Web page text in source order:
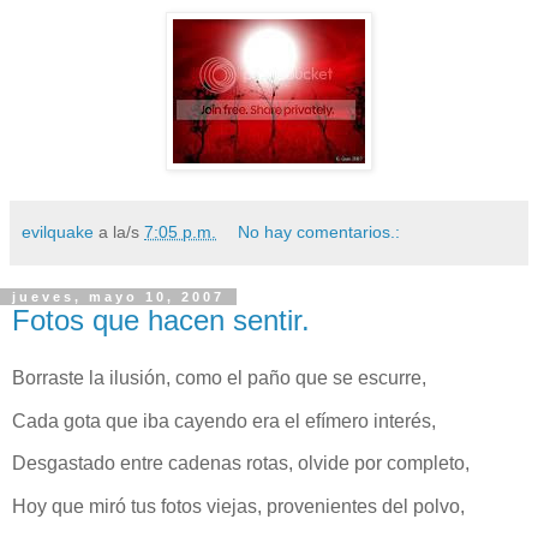
evilquake a la/s 7:05 p.m. No hay comentarios.:
jueves, mayo 10, 2007
Fotos que hacen sentir.
Borraste la ilusión, como el paño que se escurre,
Cada gota que iba cayendo era el efímero interés,
Desgastado entre cadenas rotas, olvide por completo,
Hoy que miró tus fotos viejas, provenientes del polvo,